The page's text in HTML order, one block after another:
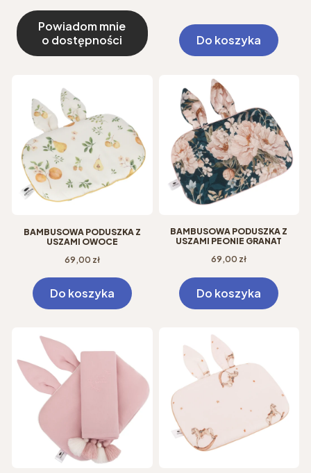
Powiadom mnie
o dostępności
Do koszyka
BAMBUSOWA PODUSZKA Z
USZAMI OWOCE
Cena
69,00 zł
Do koszyka
BAMBUSOWA PODUSZKA Z
USZAMI PEONIE GRANAT
Cena
69,00 zł
Do koszyka